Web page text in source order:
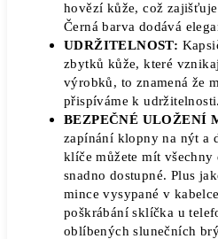
hovězí kůže, což
Černá barva dodává
UDRŽITELNOST:
zbytků kůže, které
výrobků, to znamená že
přispíváme k udržitelnosti.
BEZPEČNÉ ULOŽENÍ
zapínání klopny na nýt a
klíče můžete mít všechny
snadno dostupné. Plus
mince vysypané v
poškrábání sklíčka u
oblíbených slunečních